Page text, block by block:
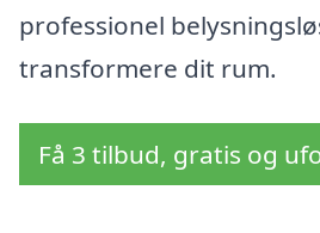
professionel
transformere dit rum.
Få 3 tilbud, gratis og